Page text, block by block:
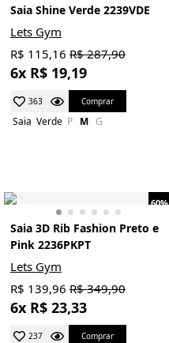
Saia Shine Verde 2239VDE
Lets Gym
R$ 115,16 R$ 287,90
6x R$ 19,19
363 Comprar
Saia Verde P M G
60%
Saia 3D Rib Fashion Preto e
Pink 2236PKPT
Lets Gym
R$ 139,96 R$ 349,90
6x R$ 23,33
237 Comprar